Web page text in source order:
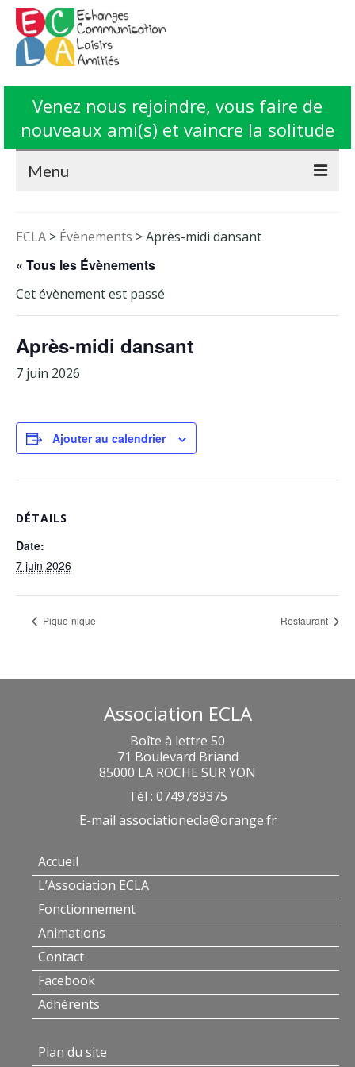
Venez nous rejoindre, vous faire de
nouveaux ami(s) et vaincre la solitude
Menu
L’Association ECLA
Contact
Facebook
ECLA > Évènements >Après-midi dansant
« Tous les Évènements
Cet évènement est passé
Après-midi dansant
7 juin 2026
Ajouter au calendrier
DÉTAILS
Date:
7 juin 2026
Pique-nique Restaurant
Association ECLA
Boîte à lettre 50
71 Boulevard Briand
85000 LA ROCHE SUR YON
Tél : 0749789375
E-mail associationecla@orange.fr
Accueil
L’Association ECLA
Fonctionnement
Animations
Contact
Facebook
Adhérents
Plan du site